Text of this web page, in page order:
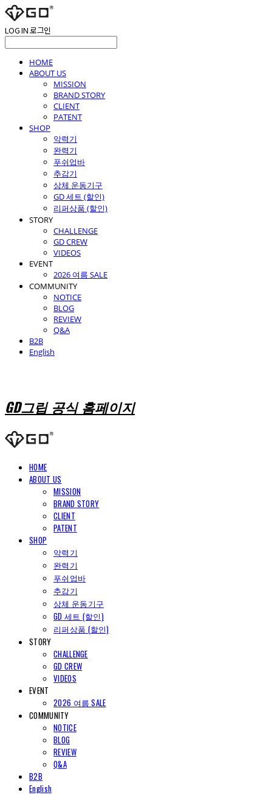
LOG IN로그인
HOME
ABOUT US
MISSION
BRAND STORY
CLIENT
PATENT
SHOP
악력기
완력기
푸쉬업바
추감기
상체 운동기구
GD 세트 (할인)
리퍼상품 (할인)
STORY
CHALLENGE
GD CREW
VIDEOS
EVENT
2026 여름 SALE
COMMUNITY
NOTICE
BLOG
REVIEW
Q&A
B2B
English
GD그립 공식 홈페이지
HOME
ABOUT US
MISSION
BRAND STORY
CLIENT
PATENT
SHOP
악력기
완력기
푸쉬업바
추감기
상체 운동기구
GD 세트 (할인)
리퍼상품 (할인)
STORY
CHALLENGE
GD CREW
VIDEOS
EVENT
2026 여름 SALE
COMMUNITY
NOTICE
BLOG
REVIEW
Q&A
B2B
English